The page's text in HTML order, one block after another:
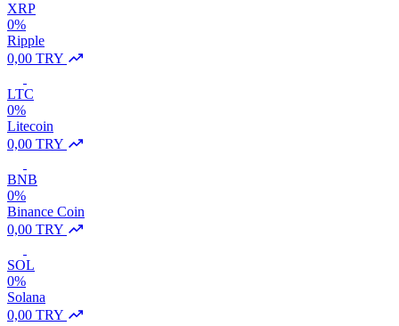
XRP
0%
Ripple
0,00 TRY
LTC
0%
Litecoin
0,00 TRY
BNB
0%
Binance Coin
0,00 TRY
SOL
0%
Solana
0,00 TRY